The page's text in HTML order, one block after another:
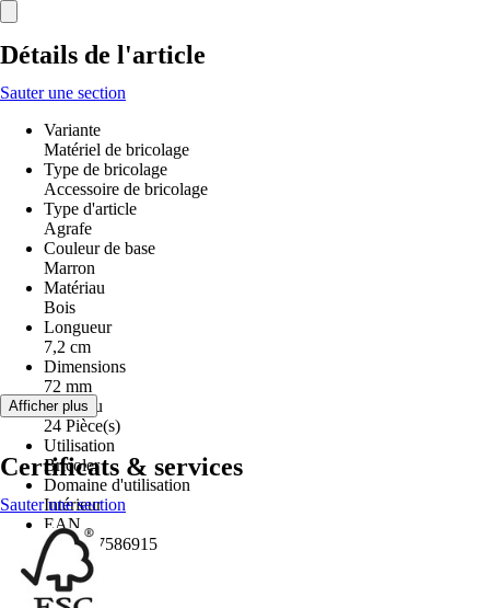
Détails de l'article
Sauter une section
Variante
Matériel de bricolage
Type de bricolage
Accessoire de bricolage
Type d'article
Agrafe
Couleur de base
Marron
Matériau
Bois
Longueur
7,2 cm
Dimensions
72 mm
Contenu
24 Pièce(s)
Utilisation
Bricoler
Domaine d'utilisation
Intérieur
EAN
7610877586915
Afficher plus
Certificats & services
Sauter une section